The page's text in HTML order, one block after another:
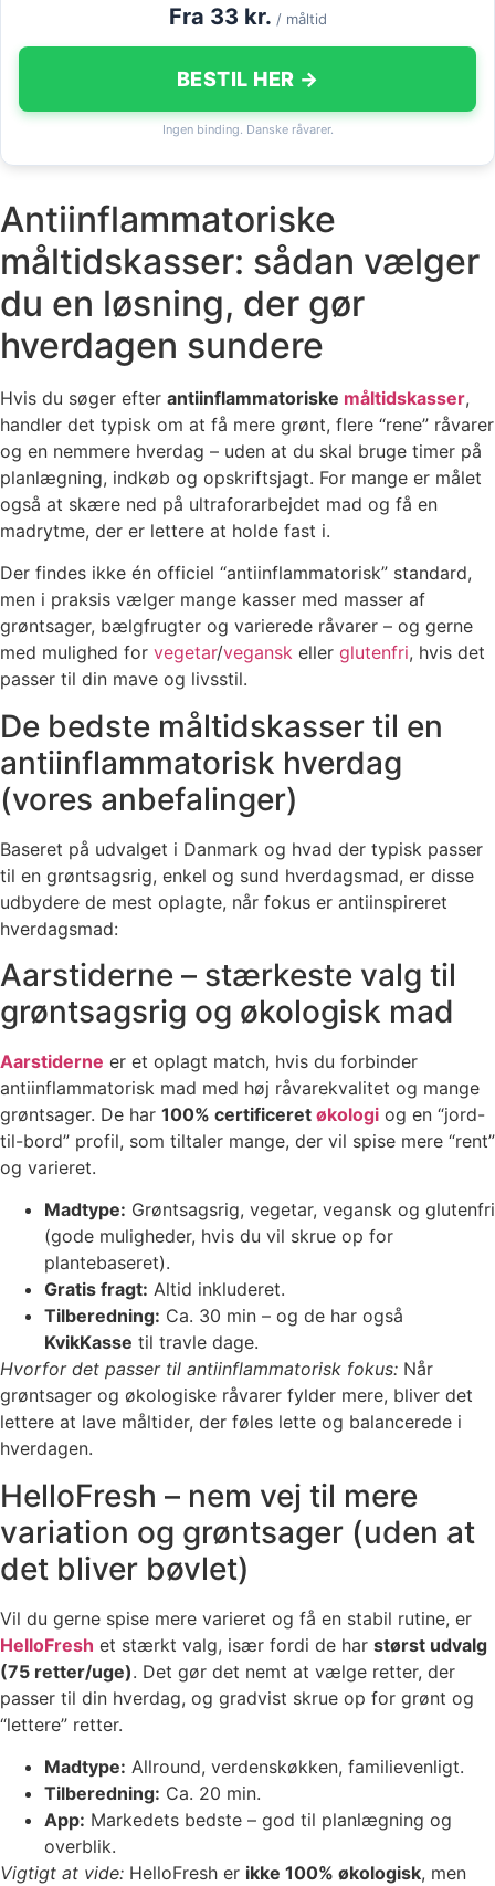
Fra 33 kr. / måltid
BESTIL HER →
Ingen binding. Danske råvarer.
Antiinflammatoriske
måltidskasser: sådan vælger
du en løsning, der gør
hverdagen sundere
Hvis du søger efter antiinflammatoriske måltidskasser,
handler det typisk om at få mere grønt, flere “rene” råvarer
og en nemmere hverdag – uden at du skal bruge timer på
planlægning, indkøb og opskriftsjagt. For mange er målet
også at skære ned på ultraforarbejdet mad og få en
madrytme, der er lettere at holde fast i.
Der findes ikke én officiel “antiinflammatorisk” standard,
men i praksis vælger mange kasser med masser af
grøntsager, bælgfrugter og varierede råvarer – og gerne
med mulighed for vegetar/vegansk eller glutenfri, hvis det
passer til din mave og livsstil.
De bedste måltidskasser til en
antiinflammatorisk hverdag
(vores anbefalinger)
Baseret på udvalget i Danmark og hvad der typisk passer
til en grøntsagsrig, enkel og sund hverdagsmad, er disse
udbydere de mest oplagte, når fokus er antiinspireret
hverdagsmad:
Aarstiderne – stærkeste valg til
grøntsagsrig og økologisk mad
Aarstiderne er et oplagt match, hvis du forbinder
antiinflammatorisk mad med høj råvarekvalitet og mange
grøntsager. De har 100% certificeret økologi og en “jord-
til-bord” profil, som tiltaler mange, der vil spise mere “rent”
og varieret.
Madtype: Grøntsagsrig, vegetar, vegansk og glutenfri
(gode muligheder, hvis du vil skrue op for
plantebaseret).
Gratis fragt: Altid inkluderet.
Tilberedning: Ca. 30 min – og de har også
KvikKasse til travle dage.
Hvorfor det passer til antiinflammatorisk fokus: Når
grøntsager og økologiske råvarer fylder mere, bliver det
lettere at lave måltider, der føles lette og balancerede i
hverdagen.
HelloFresh – nem vej til mere
variation og grøntsager (uden at
det bliver bøvlet)
Vil du gerne spise mere varieret og få en stabil rutine, er
HelloFresh et stærkt valg, især fordi de har størst udvalg
(75 retter/uge). Det gør det nemt at vælge retter, der
passer til din hverdag, og gradvist skrue op for grønt og
“lettere” retter.
Madtype: Allround, verdenskøkken, familievenligt.
Tilberedning: Ca. 20 min.
App: Markedets bedste – god til planlægning og
overblik.
Vigtigt at vide: HelloFresh er ikke 100% økologisk, men